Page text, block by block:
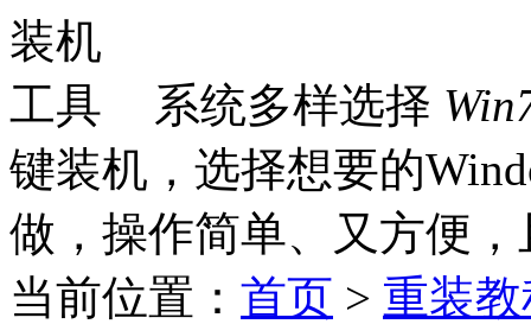
系统多样选择
键装机，选择想要的
做，操作简单、又方便
当前位置： 首页 > 重装